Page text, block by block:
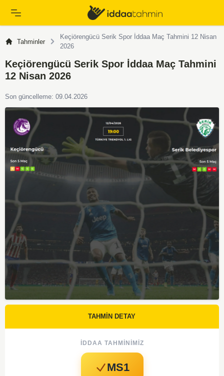
Tahminler
Keçiörengücü Serik Spor İddaa Maç Tahmini 12 Nisan
2026
Keçiörengücü Serik Spor İddaa Maç Tahmini
12 Nisan 2026
Son güncelleme: 09.04.2026
TAHMİN DETAY
İDDAA TAHMINIMIZ
MS1